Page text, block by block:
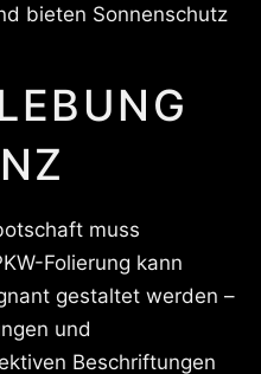
bieten Sonnenschutz
muss
Folierung kann
gestaltet werden –
und
Beschriftungen